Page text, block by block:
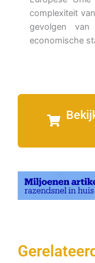
complexiteit
gevolgen
economische